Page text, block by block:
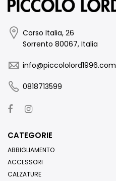
Corso Italia, 26
Sorrento 80067, Italia
info@piccololord1996.com
0818713599
CATEGORIE
ABBIGLIAMENTO
ACCESSORI
CALZATURE